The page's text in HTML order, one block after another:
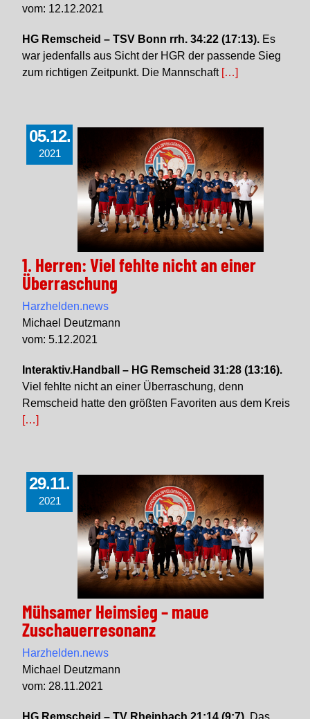
vom: 12.12.2021
HG Remscheid – TSV Bonn rrh. 34:22 (17:13). Es
war jedenfalls aus Sicht der HGR der passende Sieg
zum richtigen Zeitpunkt. Die Mannschaft[…]
05.12.
2021
1. Herren: Viel fehlte nicht an einer
Überraschung
Harzhelden.news
Michael Deutzmann
vom: 5.12.2021
Interaktiv.Handball – HG Remscheid 31:28 (13:16).
Viel fehlte nicht an einer Überraschung, denn
Remscheid hatte den größten Favoriten aus dem Kreis
[…]
29.11.
2021
Mühsamer Heimsieg – maue
Zuschauerresonanz
Harzhelden.news
Michael Deutzmann
vom: 28.11.2021
HG Remscheid – TV Rheinbach 21:14 (9:7). Das